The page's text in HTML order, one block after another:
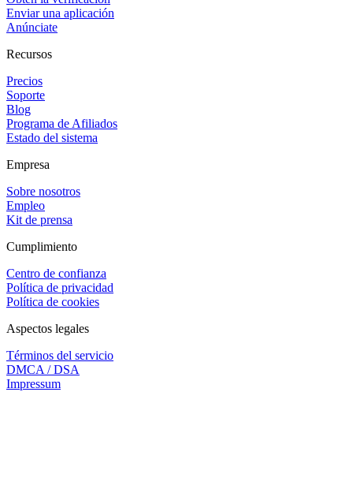
Enviar una aplicación
Anúnciate
Recursos
Precios
Soporte
Blog
Programa de Afiliados
Estado del sistema
Empresa
Sobre nosotros
Empleo
Kit de prensa
Cumplimiento
Centro de confianza
Política de privacidad
Política de cookies
Aspectos legales
Términos del servicio
DMCA / DSA
Impressum